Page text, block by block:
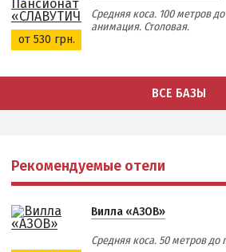
от 530 грн.
Средняя коса. 100 метров
анимация. Столовая.
ВСЕ БАЗЫ
Рекомендуемые отели
Вилла «АЗОВ»
Средняя коса. 50 метров до